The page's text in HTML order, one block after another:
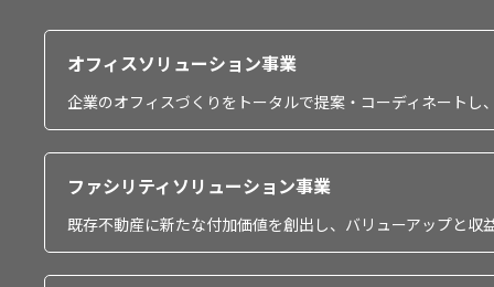
オフィスソリューション事業
企業のオフィスづくりをトータルで提案・コーディネート
ファシリティソリューション事業
既存不動産に新たな付加価値を創出し、バリューアップと収